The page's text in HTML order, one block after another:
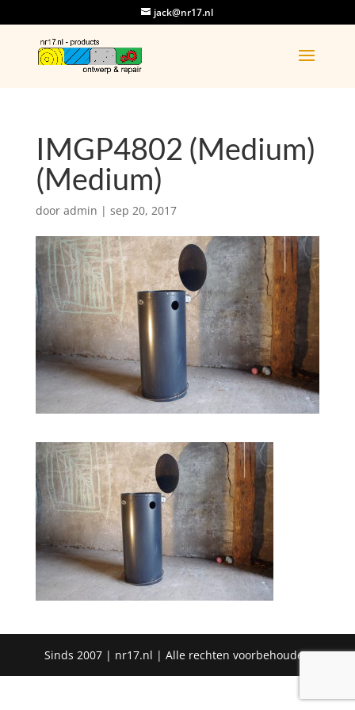
jack@nr17.nl
IMGP4802 (Medium)
(Medium)
door admin | sep 20, 2017
Sinds 2007 | nr17.nl | Alle rechten voorbehouden